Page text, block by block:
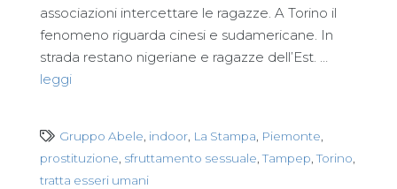
associazioni intercettare le ragazze. A Torino il
fenomeno riguarda cinesi e sudamericane. In
strada restano nigeriane e ragazze dell’Est. …
leggi
Gruppo Abele, indoor, La Stampa, Piemonte,
prostituzione, sfruttamento sessuale,Tampep,Torino,
tratta esseri umani